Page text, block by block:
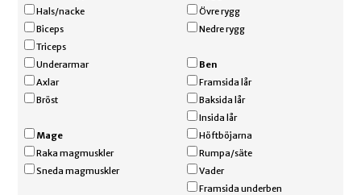
Hals/nacke
Biceps
Triceps
Underarmar
Axlar
Bröst
Mage
Raka magmuskler
Sneda magmuskler
Övre rygg
Nedre rygg
Ben
Framsida lår
Baksida lår
Insida lår
Höftböjarna
Rumpa/säte
Vader
Framsida underben